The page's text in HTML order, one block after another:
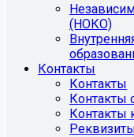
(НОКО)
Контакты
Контакты
Контакты
Контакты